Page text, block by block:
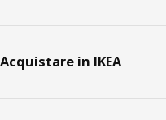
Acquistare in IKEA